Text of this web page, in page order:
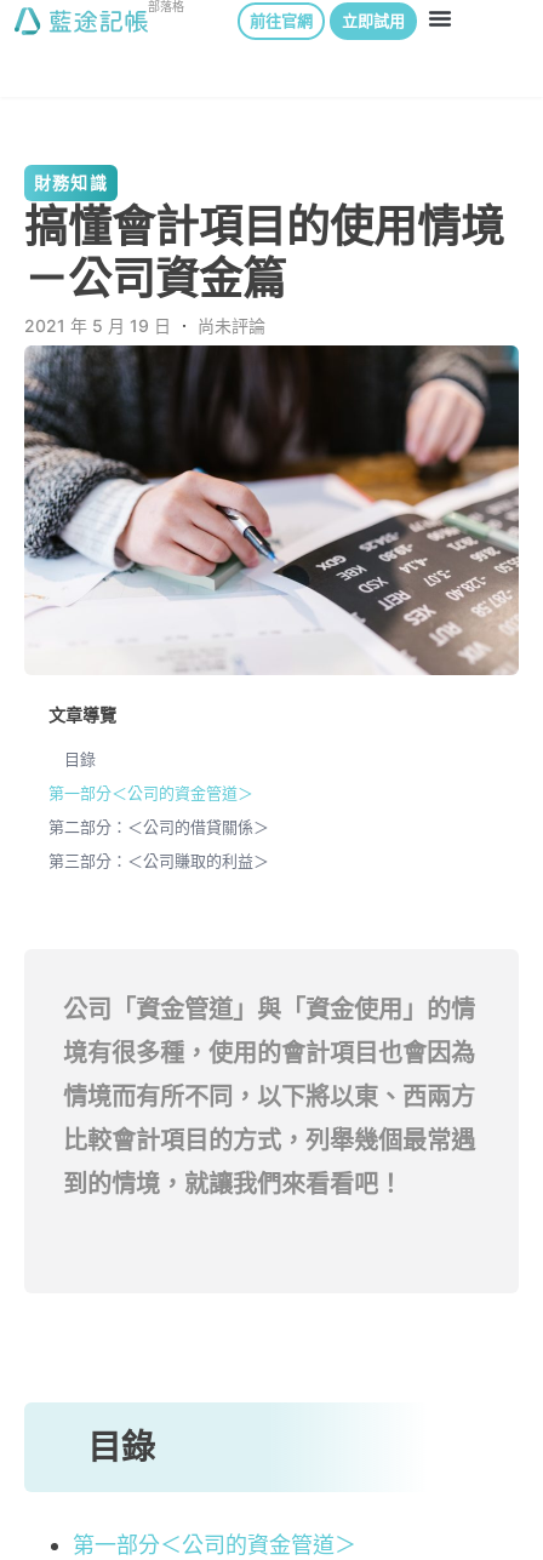
部落格
前往官網 立即試用
財務知識
搞懂會計項目的使用情境
－公司資金篇
2021 年 5 月 19 日 ． 尚未評論
文章導覽
目錄
第一部分＜公司的資金管道＞
第二部分：＜公司的借貸關係＞
第三部分：＜公司賺取的利益＞
公司「資金管道」與「資金使用」的情
境有很多種，使用的會計項目也會因為
情境而有所不同，以下將以東、西兩方
比較會計項目的方式，列舉幾個最常遇
到的情境，就讓我們來看看吧！
目錄
第一部分＜公司的資金管道＞